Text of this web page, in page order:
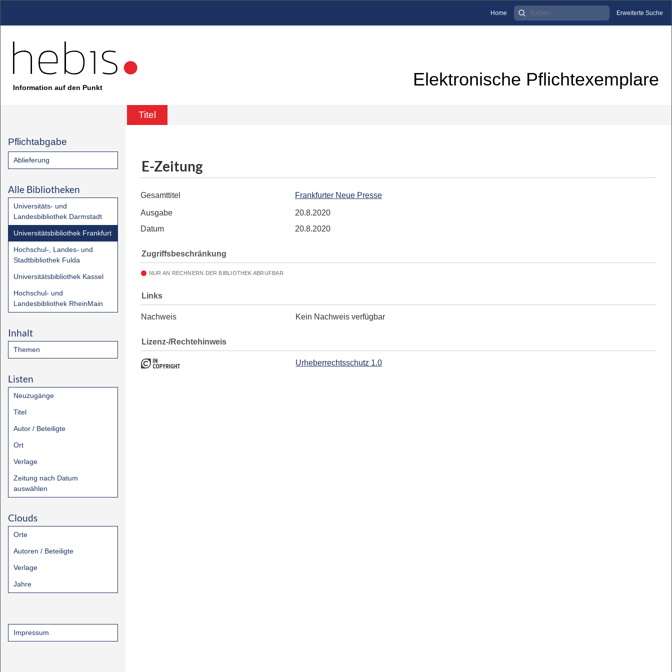
Home Erweiterte Suche
Information auf den Punkt Elektronische Pflichtexemplare
Titel
Pflichtabgabe
Ablieferung
Alle Bibliotheken
Universitäts- und
Landesbibliothek Darmstadt
Universitätsbibliothek Frankfurt
Hochschul-, Landes- und
Stadtbibliothek Fulda
Universitätsbibliothek Kassel
Hochschul- und
Landesbibliothek RheinMain
Inhalt
Themen
Listen
Neuzugänge
Titel
Autor / Beteiligte
Ort
Verlage
Zeitung nach Datum
auswählen
Clouds
Orte
Autoren / Beteiligte
Verlage
Jahre
Impressum
E-Zeitung
Gesamttitel Frankfurter Neue Presse
Ausgabe
20.8.2020
Datum
20.8.2020
Zugriffsbeschränkung
NUR AN RECHNERN DER BIBLIOTHEK ABRUFBAR
Links
Nachweis Kein Nachweis verfügbar
Lizenz-/Rechtehinweis
Urheberrechtsschutz 1.0